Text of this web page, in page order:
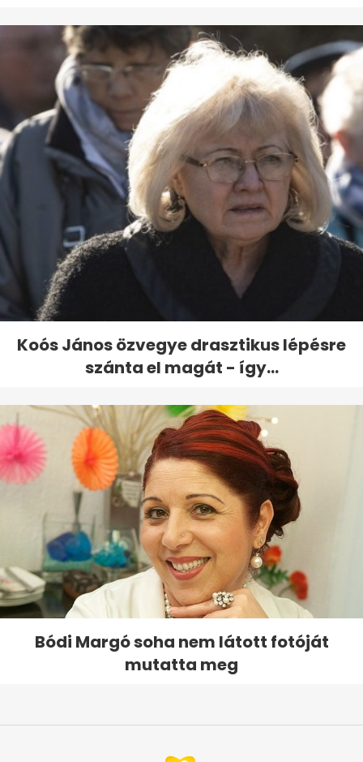
Koós János özvegye drasztikus lépésre
szánta el magát - így...
Bódi Margó soha nem látott fotóját
mutatta meg